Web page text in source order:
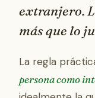
extranjero.
más que lo
La regla
persona como